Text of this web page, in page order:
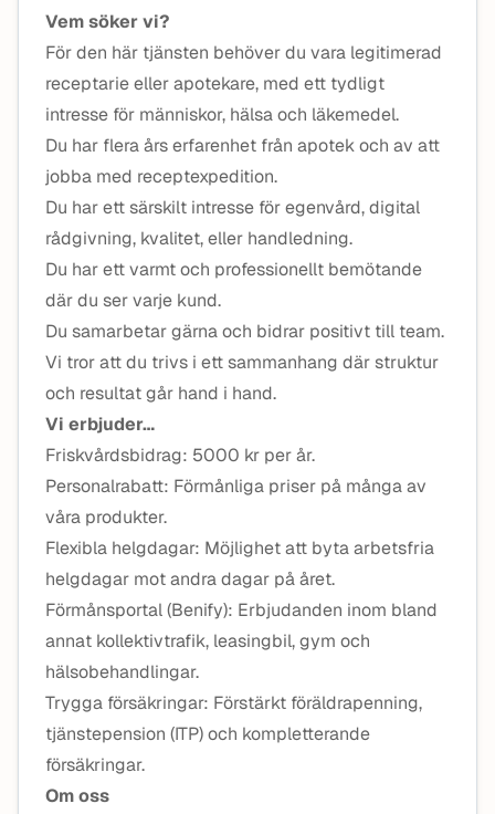
Vem söker vi?
För den här tjänsten behöver du vara legitimerad
receptarie eller apotekare, med ett tydligt
intresse för människor, hälsa och läkemedel.
Du har flera års erfarenhet från apotek och av att
jobba med receptexpedition.
Du har ett särskilt intresse för egenvård, digital
rådgivning, kvalitet, eller handledning.
Du har ett varmt och professionellt bemötande
där du ser varje kund.
Du samarbetar gärna och bidrar positivt till team.
Vi tror att du trivs i ett sammanhang där struktur
och resultat går hand i hand.
Vi erbjuder…
Friskvårdsbidrag: 5000 kr per år.
Personalrabatt: Förmånliga priser på många av
våra produkter.
Flexibla helgdagar: Möjlighet att byta arbetsfria
helgdagar mot andra dagar på året.
Förmånsportal (Benify): Erbjudanden inom bland
annat kollektivtrafik, leasingbil, gym och
hälsobehandlingar.
Trygga försäkringar: Förstärkt föräldrapenning,
tjänstepension (ITP) och kompletterande
försäkringar.
Om oss